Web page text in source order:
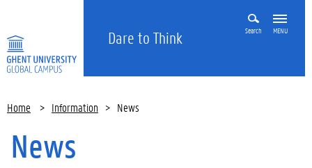
Dare to Think Search MENU
Home > Information > News
News